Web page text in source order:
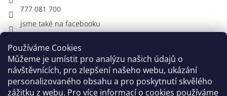
Používáme Cookies
Můžeme je umístit pro analýzu našich údajů o
návštěvnících, pro zlepšení našeho webu, ukázání
personalizovaného obsahu a pro poskytnutí skvělého
zážitku z webu. Pro více informací o cookies používáme
777 081 700
jsme také na facebooku
CYKLO OBLEČENÍ